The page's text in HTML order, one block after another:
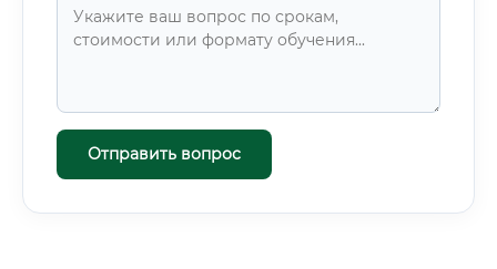
Отправить вопрос